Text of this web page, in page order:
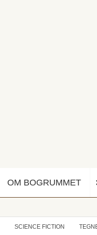
OM BOGRUMMET
SCIENCE FICTION